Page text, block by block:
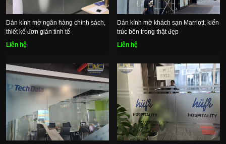
Dán kính mờ ngân hàng chính sách,
thiết kế đơn giản tinh tế
Liên hệ
Dán kính mờ khách sạn Marriott, kiến
trúc bên trong thật đẹp
Liên hệ